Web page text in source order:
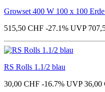
Growset 400 W 100 x 100
515,50 CHF -27.1% UVP
RS Rolls 1.1/2 blau
30,00 CHF -16.7% UVP 36,00